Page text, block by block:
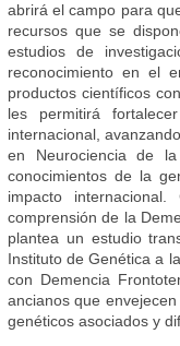
abrirá el campo para
recursos que se
estudios de
reconocimiento en el
productos científicos
les permitirá
internacional,
en Neurociencia de
conocimientos de la
impacto
comprensión de la
plantea un estudio
Instituto de Genética a
con Demencia
ancianos que
genéticos asociados y